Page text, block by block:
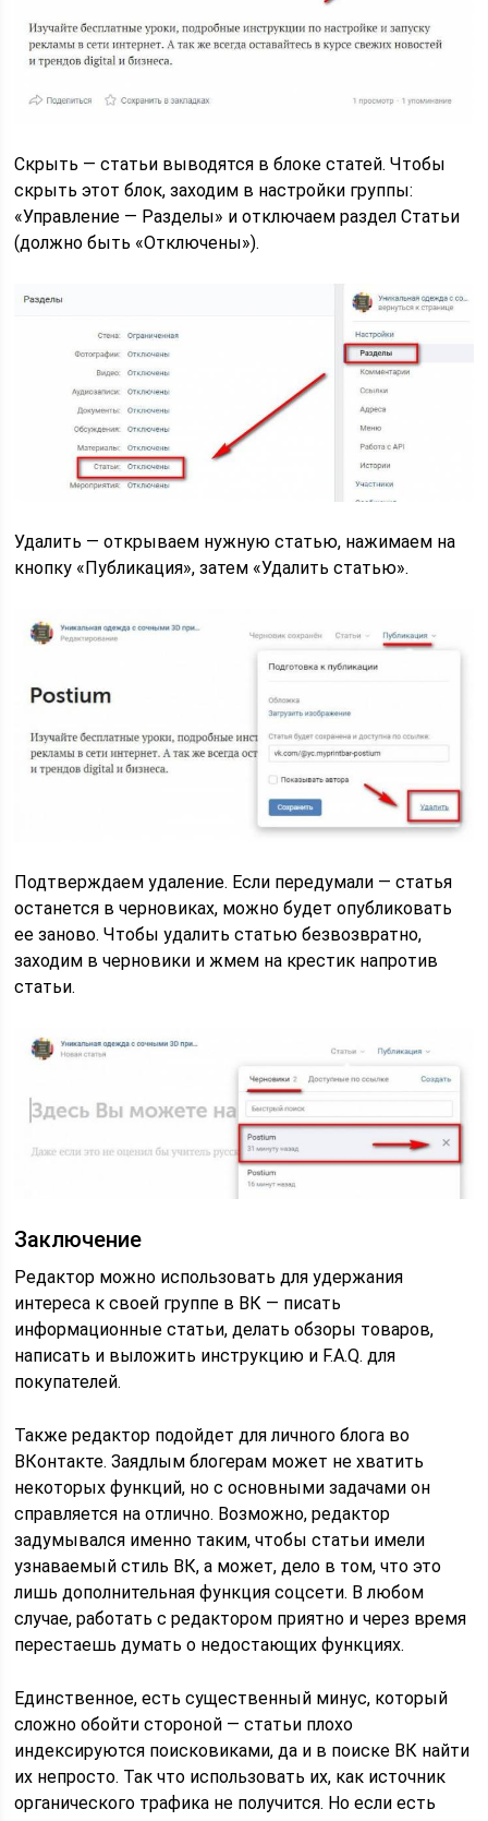
Скрыть — статьи выводятся в блоке статей. Чтобы
скрыть этот блок, заходим в настройки группы:
«Управление — Разделы» и отключаем раздел Статьи
(должно быть «Отключены»).
Удалить — открываем нужную статью, нажимаем на
кнопку «Публикация», затем «Удалить статью».
Подтверждаем удаление. Если передумали — статья
останется в черновиках, можно будет опубликовать
ее заново. Чтобы удалить статью безвозвратно,
заходим в черновики и жмем на крестик напротив
статьи.
Заключение
Редактор можно использовать для удержания
интереса к своей группе в ВК — писать
информационные статьи, делать обзоры товаров,
написать и выложить инструкцию и F.A.Q. для
покупателей.
Также редактор подойдет для личного блога во
ВКонтакте. Заядлым блогерам может не хватить
некоторых функций, но с основными задачами он
справляется на отлично. Возможно, редактор
задумывался именно таким, чтобы статьи имели
узнаваемый стиль ВК, а может, дело в том, что это
лишь дополнительная функция соцсети. В любом
случае, работать с редактором приятно и через время
перестаешь думать о недостающих функциях.
Единственное, есть существенный минус, который
сложно обойти стороной — статьи плохо
индексируются поисковиками, да и в поиске ВК найти
их непросто. Так что использовать их, как источник
органического трафика не получится. Но если есть